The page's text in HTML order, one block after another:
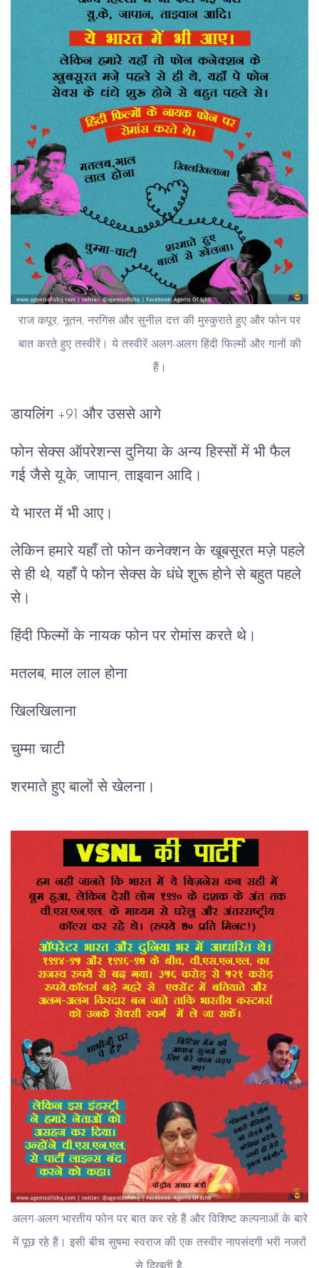
राज कपूर, नूतन, नरगिस और सुनील दत्त की मुस्कुराते हुए और फोन पर
बात करते हुए तस्वीरें। ये तस्वीरें अलग-अलग हिंदी फिल्मों और गानों की
हैं।
डायलिंग +91 और उससे आगे
फोन सेक्स ऑपरेशन्स दुनिया के अन्य हिस्सों में भी फैल
गई जैसे यू.के, जापान, ताइवान आदि।
ये भारत में भी आए।
लेकिन हमारे यहाँ तो फोन कनेक्शन के खूबसूरत मज़े पहले
से ही थे, यहाँ पे फोन सेक्स के धंधे शुरू होने से बहुत पहले
से।
हिंदी फिल्मों के नायक फोन पर रोमांस करते थे।
मतलब, माल लाल होना
खिलखिलाना
चुम्मा चाटी
शरमाते हुए बालों से खेलना।
अलग-अलग भारतीय फोन पर बात कर रहे हैं और विशिष्ट कल्पनाओं के बारे
में पूछ रहे हैं। इसी बीच सुषमा स्वराज की एक तस्वीर नापसंदगी भरी नजरों